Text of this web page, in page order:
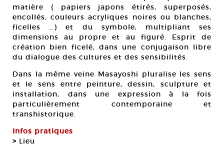
matière ( papiers japons étirés, superposés,
encollés, couleurs acryliques noires ou blanches,
ficelles …) et du symbole, multipliant ses
dimensions au propre et au figuré. Esprit de
création bien ficelé, dans une conjugaison libre
du dialogue des cultures et des sensibilités.
Dans la même veine Masayoshi pluralise les sens
et le sens entre peinture, dessin, sculpture et
installation, dans une expression à la fois
particulièrement contemporaine et
transhistorique.
Infos pratiques
> Lieu